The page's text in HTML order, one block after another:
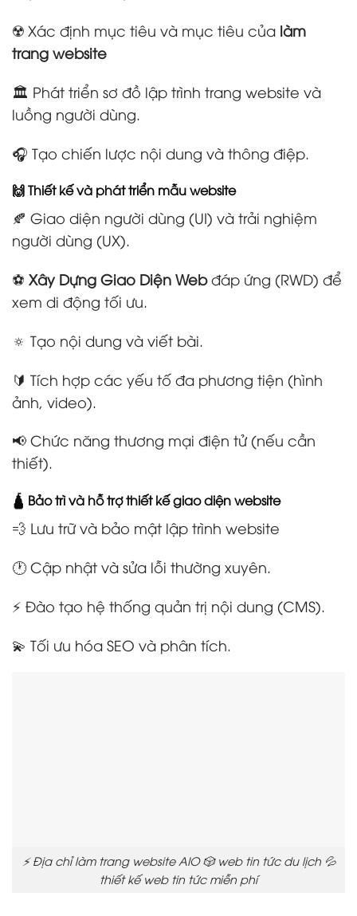
☢️ Xác định mục tiêu và mục tiêu của làm
trang website
🏛️ Phát triển sơ đồ lập trình trang website và
luồng người dùng.
🎧 Tạo chiến lược nội dung và thông điệp.
🙌 Thiết kế và phát triển mẫu website
🍂 Giao diện người dùng (UI) và trải nghiệm
người dùng (UX).
⚽ Xây Dựng Giao Diện Webđáp ứng (RWD) để
xem di động tối ưu.
🔅 Tạo nội dung và viết bài.
🔰 Tích hợp các yếu tố đa phương tiện (hình
ảnh, video).
📢 Chức năng thương mại điện tử (nếu cần
thiết).
🛕 Bảo trì và hỗ trợ thiết kế giao diện website
💨 Lưu trữ và bảo mật lập trình website
🕐 Cập nhật và sửa lỗi thường xuyên.
⚡ Đào tạo hệ thống quản trị nội dung (CMS).
💫 Tối ưu hóa SEO và phân tích.
⚡ Địa chỉ làm trang website AIO 🎲 web tin tức du lịch 💦
thiết kế web tin tức miễn phí